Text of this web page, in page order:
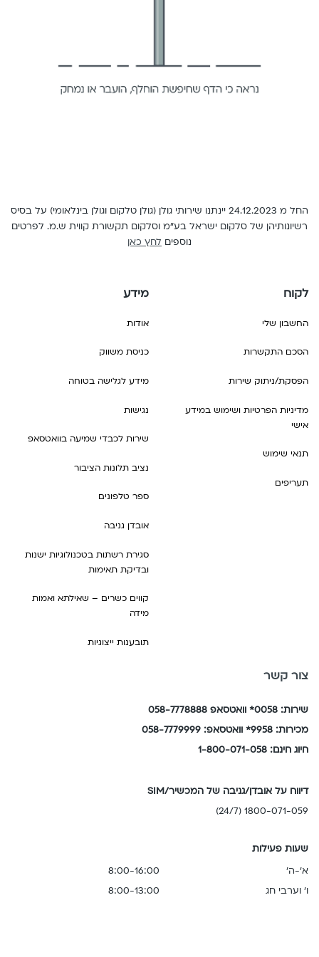
החל מ 24.12.2023 יינתנו שירותי גולן (גולן טלקום וגולן בינלאומי) על בסיס
רשיונותיהן של סלקום ישראל בע"מ וסלקום תקשורת קווית ש.מ. לפרטים
נוספים לחץ כאן
לקוח
החשבון שלי
הסכם התקשרות
הפסקת/ניתוק שירות
מדיניות הפרטיות ושימוש במידע
אישי
תנאי שימוש
תעריפים
מידע
אודות
כניסת משווק
מידע לגלישה בטוחה
נגישות
שירות לכבדי שמיעה בוואטסאפ
נציב תלונות הציבור
ספר טלפונים
אובדן גניבה
סגירת רשתות בטכנולוגיות ישנות
ובדיקת תאימות
קווים כשרים – שאילתא ואמות
מידה
תובענות ייצוגיות
צור קשר
שירות: 0058* וואטסאפ 058-7778888
מכירות: 9958* וואטסאפ: 058-7779999
חיוג חינם: 1-800-071-058
דיווח על אובדן/גניבה של המכשיר/SIM
1800-071-059 (24/7)
שעות פעילות
א'-ה'
8:00-16:00
ו' וערבי חג
8:00-13:00